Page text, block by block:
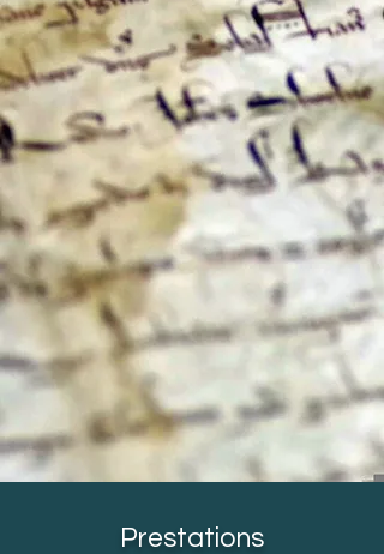
Prestations